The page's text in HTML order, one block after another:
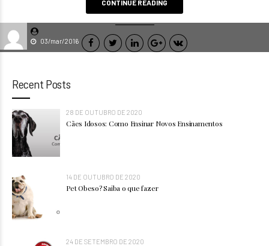
03/mar/2016
CONTINUE READING
Recent Posts
28 DE OUTUBRO DE 2020
Cães Idosos: Como Ensinar Novos Ensinamentos
14 DE OUTUBRO DE 2020
Pet Obeso? Saiba o que fazer
24 DE SETEMBRO DE 2020